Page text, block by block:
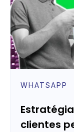
WHATSAPP
clientes